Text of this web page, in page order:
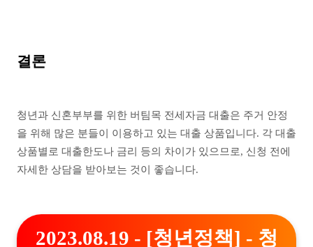
결론
청년과 신혼부부를 위한 버팀목 전세자금 대출은 주거 안정
을 위해 많은 분들이 이용하고 있는 대출 상품입니다. 각 대출
상품별로 대출한도나 금리 등의 차이가 있으므로, 신청 전에
자세한 상담을 받아보는 것이 좋습니다.
2023.08.19 - [청년정책] - 청